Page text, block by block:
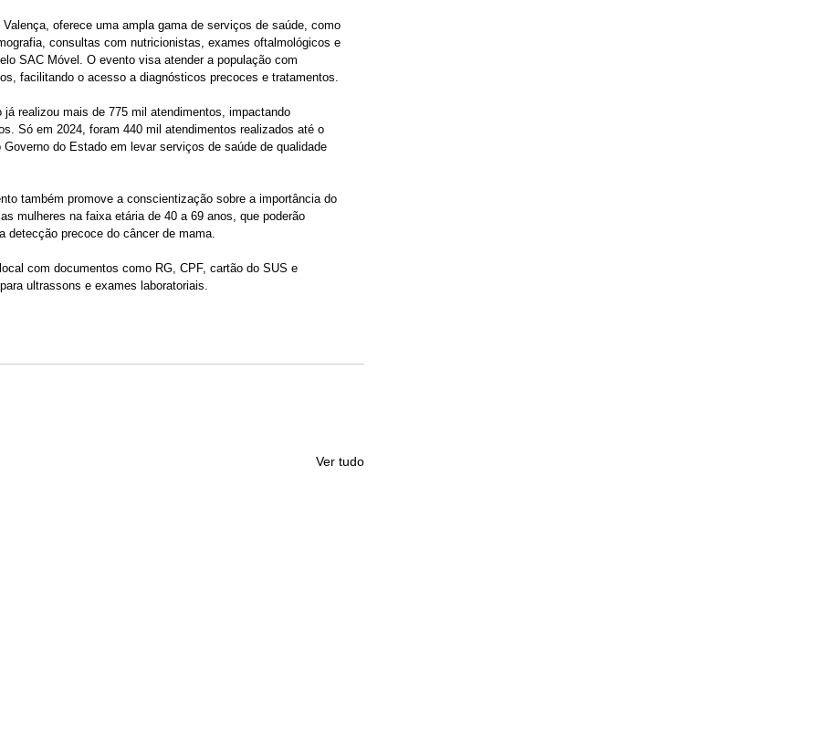
oferece uma ampla gama de serviços de saúde, como
consultas com nutricionistas, exames oftalmológicos e
SAC Móvel. O evento visa atender a população com
facilitando o acesso a diagnósticos precoces e tratamentos.
realizou mais de 775 mil atendimentos, impactando
Só em 2024, foram 440 mil atendimentos realizados até o
do Estado em levar serviços de saúde de qualidade
também promove a conscientização sobre a importância do
mulheres na faixa etária de 40 a 69 anos, que poderão
detecção precoce do câncer de mama.
com documentos como RG, CPF, cartão do SUS e
ultrassons e exames laboratoriais.
Ver tudo